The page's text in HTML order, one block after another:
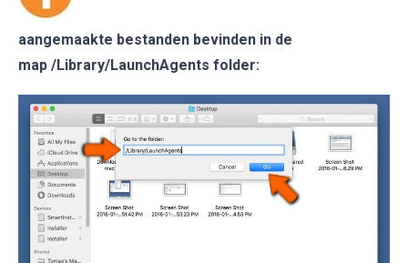
aangemaakte bestanden bevinden in de
map /Library/LaunchAgents folder: